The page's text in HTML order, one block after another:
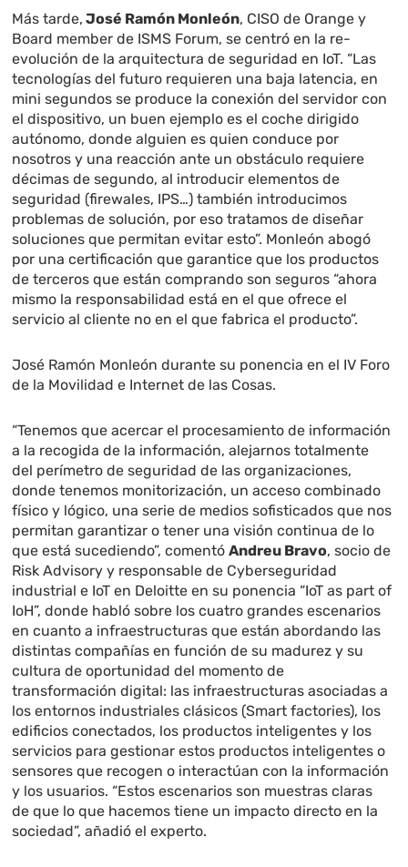
Más tarde, José Ramón Monleón, CISO de Orange y
Board member de ISMS Forum, se centró en la re-
evolución de la arquitectura de seguridad en IoT. “Las
tecnologías del futuro requieren una baja latencia, en
mini segundos se produce la conexión del servidor con
el dispositivo, un buen ejemplo es el coche dirigido
autónomo, donde alguien es quien conduce por
nosotros y una reacción ante un obstáculo requiere
décimas de segundo, al introducir elementos de
seguridad (firewales, IPS…) también introducimos
problemas de solución, por eso tratamos de diseñar
soluciones que permitan evitar esto”. Monleón abogó
por una certificación que garantice que los productos
de terceros que están comprando son seguros “ahora
mismo la responsabilidad está en el que ofrece el
servicio al cliente no en el que fabrica el producto”.
José Ramón Monleón durante su ponencia en el IV Foro
de la Movilidad e Internet de las Cosas.
“Tenemos que acercar el procesamiento de información
a la recogida de la información, alejarnos totalmente
del perímetro de seguridad de las organizaciones,
donde tenemos monitorización, un acceso combinado
físico y lógico, una serie de medios sofisticados que nos
permitan garantizar o tener una visión continua de lo
que está sucediendo”, comentóAndreu Bravo, socio de
Risk Advisory y responsable de Cyberseguridad
industrial e IoT en Deloitte en su ponencia “IoT as part of
IoH”, donde habló sobre los cuatro grandes escenarios
en cuanto a infraestructuras que están abordando las
distintas compañías en función de su madurez y su
cultura de oportunidad del momento de
transformación digital: las infraestructuras asociadas a
los entornos industriales clásicos (Smart factories), los
edificios conectados, los productos inteligentes y los
servicios para gestionar estos productos inteligentes o
sensores que recogen o interactúan con la información
y los usuarios. “Estos escenarios son muestras claras
de que lo que hacemos tiene un impacto directo en la
sociedad”, añadió el experto.